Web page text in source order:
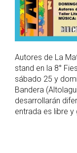
Autores de La
stand en la 8°
sábado 25 y
Bandera
desarrollarán
entrada es libre y